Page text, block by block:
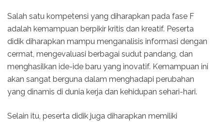
Salah satu kompetensi yang diharapkan pada fase F
adalah kemampuan berpikir kritis dan kreatif. Peserta
didik diharapkan mampu menganalisis informasi dengan
cermat, mengevaluasi berbagai sudut pandang, dan
menghasilkan ide-ide baru yang inovatif. Kemampuan ini
akan sangat berguna dalam menghadapi perubahan
yang dinamis di dunia kerja dan kehidupan sehari-hari.
Selain itu, peserta didik juga diharapkan memiliki